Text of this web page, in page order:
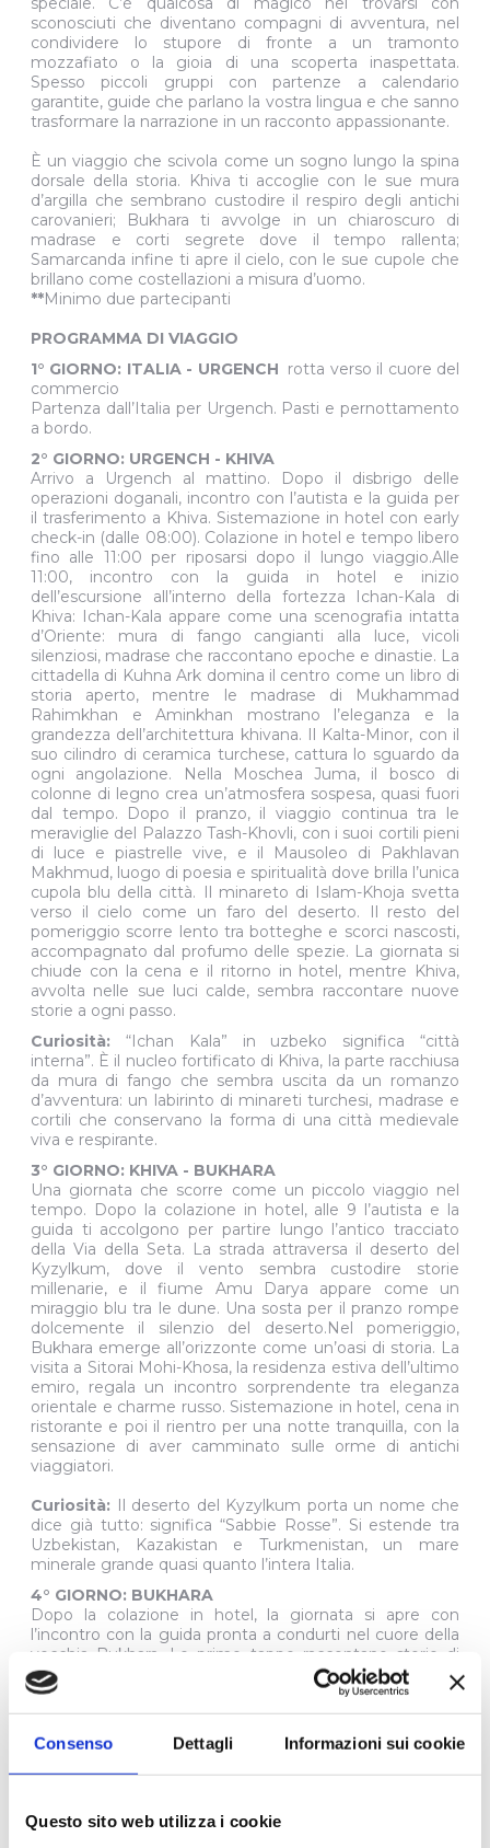
Consenso Dettagli Informazioni sui cookie
Questo sito web utilizza i cookie
sconosciuti che diventano compagni di avventura, nel
condividere lo stupore di fronte a un tramonto
mozzafiato o la gioia di una scoperta inaspettata.
Spesso piccoli gruppi con partenze a calendario
garantite, guide che parlano la vostra lingua e che sanno
trasformare la narrazione in un racconto appassionante.
È un viaggio che scivola come un sogno lungo la spina
dorsale della storia. Khiva ti accoglie con le sue mura
d’argilla che sembrano custodire il respiro degli antichi
carovanieri; Bukhara ti avvolge in un chiaroscuro di
madrase e corti segrete dove il tempo rallenta;
Samarcanda infine ti apre il cielo, con le sue cupole che
brillano come costellazioni a misura d’uomo.
**Minimo due partecipanti
PROGRAMMA DI VIAGGIO
1° GIORNO: ITALIA - URGENCH rotta verso il cuore del
commercio
Partenza dall’Italia per Urgench. Pasti e pernottamento
a bordo.
2° GIORNO: URGENCH - KHIVA
Arrivo a Urgench al mattino. Dopo il disbrigo delle
operazioni doganali, incontro con l’autista e la guida per
il trasferimento a Khiva. Sistemazione in hotel con early
check-in (dalle 08:00). Colazione in hotel e tempo libero
fino alle 11:00 per riposarsi dopo il lungo viaggio.Alle
11:00, incontro con la guida in hotel e inizio
dell’escursione all’interno della fortezza Ichan-Kala di
Khiva: Ichan-Kala appare come una scenografia intatta
d’Oriente: mura di fango cangianti alla luce, vicoli
silenziosi, madrase che raccontano epoche e dinastie. La
cittadella di Kuhna Ark domina il centro come un libro di
storia aperto, mentre le madrase di Mukhammad
Rahimkhan e Aminkhan mostrano l’eleganza e la
grandezza dell’architettura khivana. Il Kalta-Minor, con il
suo cilindro di ceramica turchese, cattura lo sguardo da
ogni angolazione. Nella Moschea Juma, il bosco di
colonne di legno crea un’atmosfera sospesa, quasi fuori
dal tempo. Dopo il pranzo, il viaggio continua tra le
meraviglie del Palazzo Tash-Khovli, con i suoi cortili pieni
di luce e piastrelle vive, e il Mausoleo di Pakhlavan
Makhmud, luogo di poesia e spiritualità dove brilla l’unica
cupola blu della città. Il minareto di Islam-Khoja svetta
verso il cielo come un faro del deserto. Il resto del
pomeriggio scorre lento tra botteghe e scorci nascosti,
accompagnato dal profumo delle spezie. La giornata si
chiude con la cena e il ritorno in hotel, mentre Khiva,
avvolta nelle sue luci calde, sembra raccontare nuove
storie a ogni passo.
Curiosità: “Ichan Kala” in uzbeko significa “città
interna”. È il nucleo fortificato di Khiva, la parte racchiusa
da mura di fango che sembra uscita da un romanzo
d’avventura: un labirinto di minareti turchesi, madrase e
cortili che conservano la forma di una città medievale
viva e respirante.
3° GIORNO: KHIVA - BUKHARA
Una giornata che scorre come un piccolo viaggio nel
tempo. Dopo la colazione in hotel, alle 9 l’autista e la
guida ti accolgono per partire lungo l’antico tracciato
della Via della Seta. La strada attraversa il deserto del
Kyzylkum, dove il vento sembra custodire storie
millenarie, e il fiume Amu Darya appare come un
miraggio blu tra le dune. Una sosta per il pranzo rompe
dolcemente il silenzio del deserto.Nel pomeriggio,
Bukhara emerge all’orizzonte come un’oasi di storia. La
visita a Sitorai Mohi-Khosa, la residenza estiva dell’ultimo
emiro, regala un incontro sorprendente tra eleganza
orientale e charme russo. Sistemazione in hotel, cena in
ristorante e poi il rientro per una notte tranquilla, con la
sensazione di aver camminato sulle orme di antichi
viaggiatori.
Curiosità: Il deserto del Kyzylkum porta un nome che
dice già tutto: significa “Sabbie Rosse”. Si estende tra
Uzbekistan, Kazakistan e Turkmenistan, un mare
minerale grande quasi quanto l’intera Italia.
4° GIORNO: BUKHARA
Dopo la colazione in hotel, la giornata si apre con
l’incontro con la guida pronta a condurti nel cuore della
vecchia Bukhara. Le prime tappe raccontano storie di
potere e commerci: la casa-museo di Faysulla Khojayev,
il poeta della politica moderna, e il complesso Labi Hauz,
specchio d’acqua attorno al quale per secoli è pulsata la
vita cittadina. Passando tra vicoli antichi, emergono le
meraviglie architettoniche: la moschea Magoki-Attori,
sospesa tra Islam e ricordi zoroastriani; le madrase di
poesia; e le celebri cupole commerciali, un tempo
brulicanti di mercanti di libri, gioielli, tappeti e monete. Il